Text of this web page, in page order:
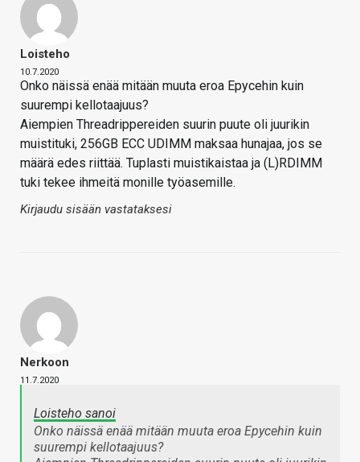
Loisteho
10.7.2020
Onko näissä enää mitään muuta eroa Epycehin kuin
suurempi kellotaajuus?
Aiempien Threadrippereiden suurin puute oli juurikin
muistituki, 256GB ECC UDIMM maksaa hunajaa, jos se
määrä edes riittää. Tuplasti muistikaistaa ja (L)RDIMM
tuki tekee ihmeitä monille työasemille.
Kirjaudu sisään vastataksesi
Nerkoon
11.7.2020
Loisteho sanoi
Onko näissä enää mitään muuta eroa Epycehin kuin
suurempi kellotaajuus?